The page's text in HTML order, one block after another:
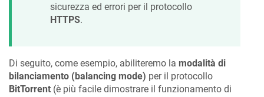
sicurezza ed errori per il protocollo
HTTPS.
Di seguito, come esempio, abiliteremo la modalità di
bilanciamento (balancing mode) per il protocollo
BitTorrent (è più facile dimostrare il funzionamento di